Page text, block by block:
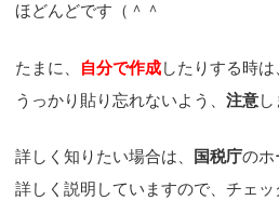
ほどんどです（＾＾ゞ
たまに、 自分で作成したりする時は
うっかり貼り忘れないよう、注意
詳しく知りたい場合は、 国税庁のホ
詳しく説明していますので、チェッ